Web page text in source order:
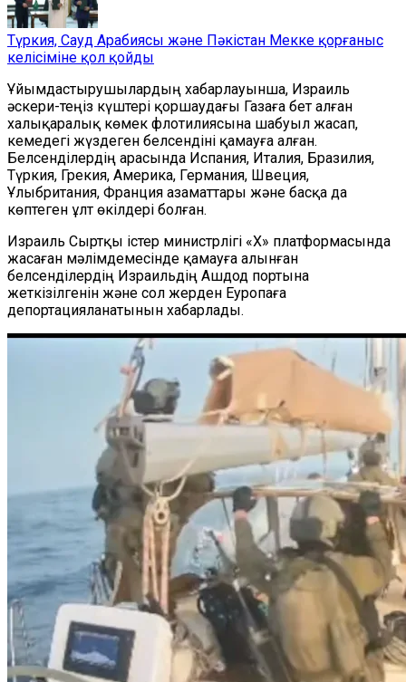
Түркия, Сауд Арабиясы және Пәкістан Мекке қорғаныс
келісіміне қол қойды
Ұйымдастырушылардың хабарлауынша, Израиль
әскери-теңіз күштері қоршаудағы Газаға бет алған
халықаралық көмек флотилиясына шабуыл жасап,
кемедегі жүздеген белсендіні қамауға алған.
Белсенділердің арасында Испания, Италия, Бразилия,
Түркия, Грекия, Америка, Германия, Швеция,
Ұлыбритания, Франция азаматтары және басқа да
көптеген ұлт өкілдері болған.
Израиль Сыртқы істер министрлігі «X» платформасында
жасаған мәлімдемесінде қамауға алынған
белсенділердің Израильдің Ашдод портына
жеткізілгенін және сол жерден Еуропаға
депортацияланатынын хабарлады.